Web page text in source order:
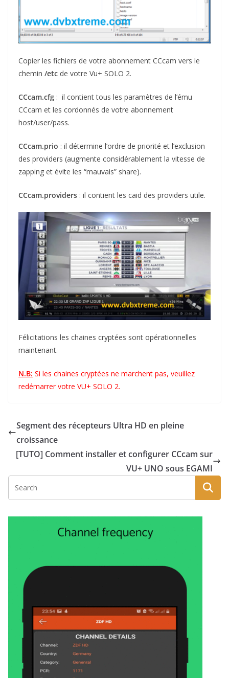
Copier les fichiers de votre abonnement CCcam vers le
chemin /etc de votre Vu+ SOLO 2.
CCcam.cfg : il contient tous les paramètres de l’ému
CCcam et les cordonnés de votre abonnement
host/user/pass.
CCcam.prio : il détermine l’ordre de priorité et l’exclusion
des providers (augmente considérablement la vitesse de
zapping et évite les “mauvais” share).
CCcam.providers : il contient les caid des providers utile.
Félicitations les chaines cryptées sont opérationnelles
maintenant.
N.B: Si les chaines cryptées ne marchent pas, veuillez
redémarrer votre VU+ SOLO 2.
Segment des récepteurs Ultra HD en pleine
croissance
[TUTO] Comment installer et configurer CCcam sur
VU+ UNO sous EGAMI